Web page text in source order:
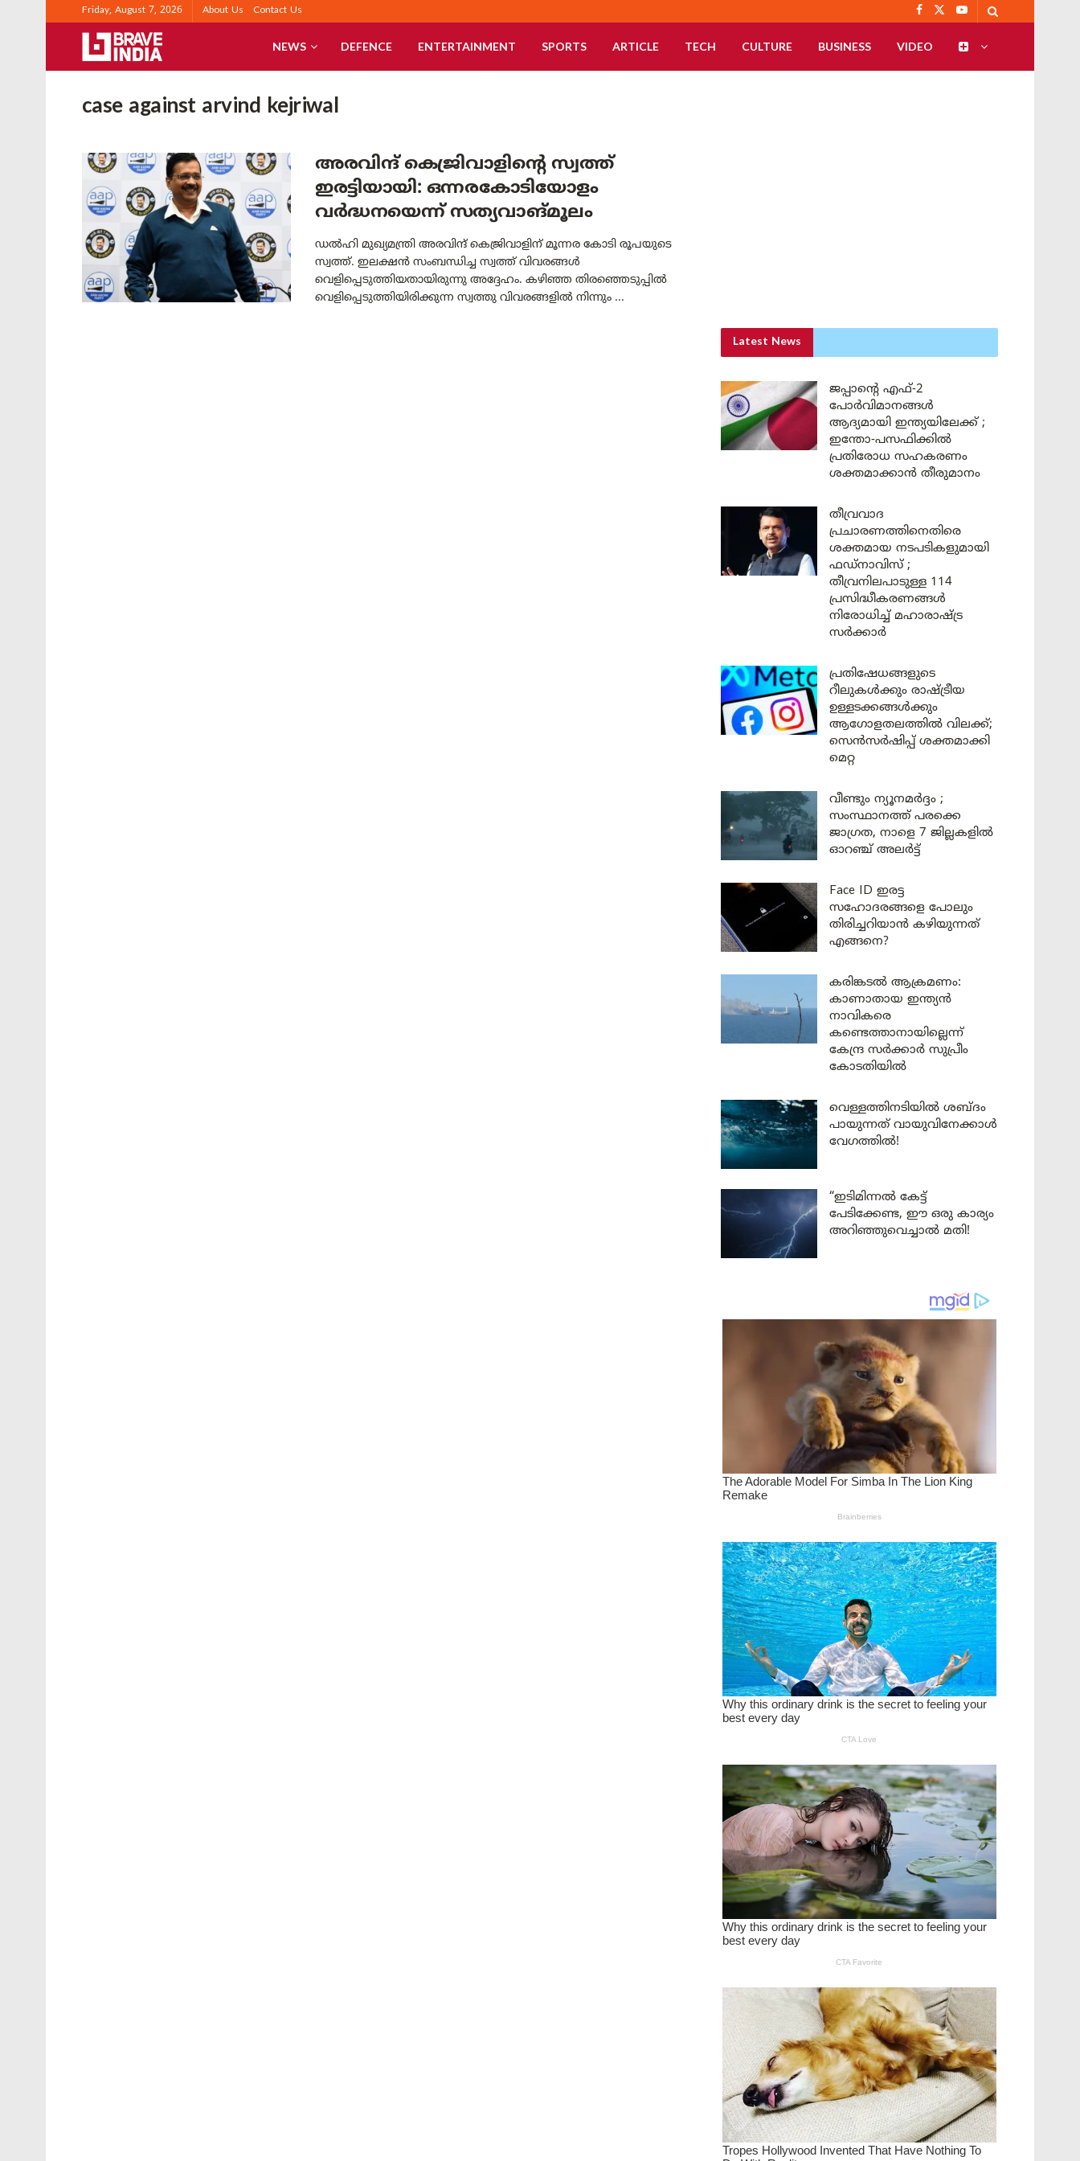
Friday, August 7, 2026 About Us Contact Us
NEWS DEFENCE ENTERTAINMENT SPORTS ARTICLE TECH CULTURE BUSINESS VIDEO
case against arvind kejriwal
അരവിന്ദ് കെജ്രിവാളിന്റെ സ്വത്ത്
ഇരട്ടിയായി: ഒന്നരകോടിയോളം
വര്‍ദ്ധനയെന്ന് സത്യവാങ്മൂലം
ഡൽഹി മുഖ്യമന്ത്രി അരവിന്ദ് കെജ്രിവാളിന് മൂന്നര കോടി രൂപയുടെ
സ്വത്ത്. ഇലക്ഷൻ സംബന്ധിച്ച സ്വത്ത് വിവരങ്ങൾ
വെളിപ്പെടുത്തിയതായിരുന്നു അദ്ദേഹം. കഴിഞ്ഞ തിരഞ്ഞെടുപ്പിൽ
വെളിപ്പെടുത്തിയിരിക്കുന്ന സ്വത്തു വിവരങ്ങളിൽ നിന്നും ...
Latest News
ജപ്പാന്റെ എഫ്-2
പോർവിമാനങ്ങൾ
ആദ്യമായി ഇന്ത്യയിലേക്ക് ;
ഇന്തോ-പസഫിക്കിൽ
പ്രതിരോധ സഹകരണം
ശക്തമാക്കാൻ തീരുമാനം
തീവ്രവാദ
പ്രചാരണത്തിനെതിരെ
ശക്തമായ നടപടികളുമായി
ഫഡ്നാവിസ് ;
തീവ്രനിലപാടുള്ള 114
പ്രസിദ്ധീകരണങ്ങൾ
നിരോധിച്ച് മഹാരാഷ്ട്ര
സർക്കാർ
പ്രതിഷേധങ്ങളുടെ
റീലുകൾക്കും രാഷ്ട്രീയ
ഉള്ളടക്കങ്ങൾക്കും
ആഗോളതലത്തിൽ വിലക്ക്;
സെൻസർഷിപ്പ് ശക്തമാക്കി
മെറ്റ
വീണ്ടും ന്യൂനമർദ്ദം ;
സംസ്ഥാനത്ത് പരക്കെ
ജാഗ്രത, നാളെ 7 ജില്ലകളിൽ
ഓറഞ്ച് അലർട്ട്
Face ID ഇരട്ട
സഹോദരങ്ങളെ പോലും
തിരിച്ചറിയാൻ കഴിയുന്നത്
എങ്ങനെ?
കരിങ്കടൽ ആക്രമണം:
കാണാതായ ഇന്ത്യൻ
നാവികരെ
കണ്ടെത്താനായില്ലെന്ന്
കേന്ദ്ര സർക്കാർ സുപ്രീം
കോടതിയിൽ
വെള്ളത്തിനടിയിൽ ശബ്ദം
പായുന്നത് വായുവിനേക്കാൾ
വേഗത്തിൽ!
“ഇടിമിന്നൽ കേട്ട്
പേടിക്കേണ്ട, ഈ ഒരു കാര്യം
അറിഞ്ഞുവെച്ചാൽ മതി!